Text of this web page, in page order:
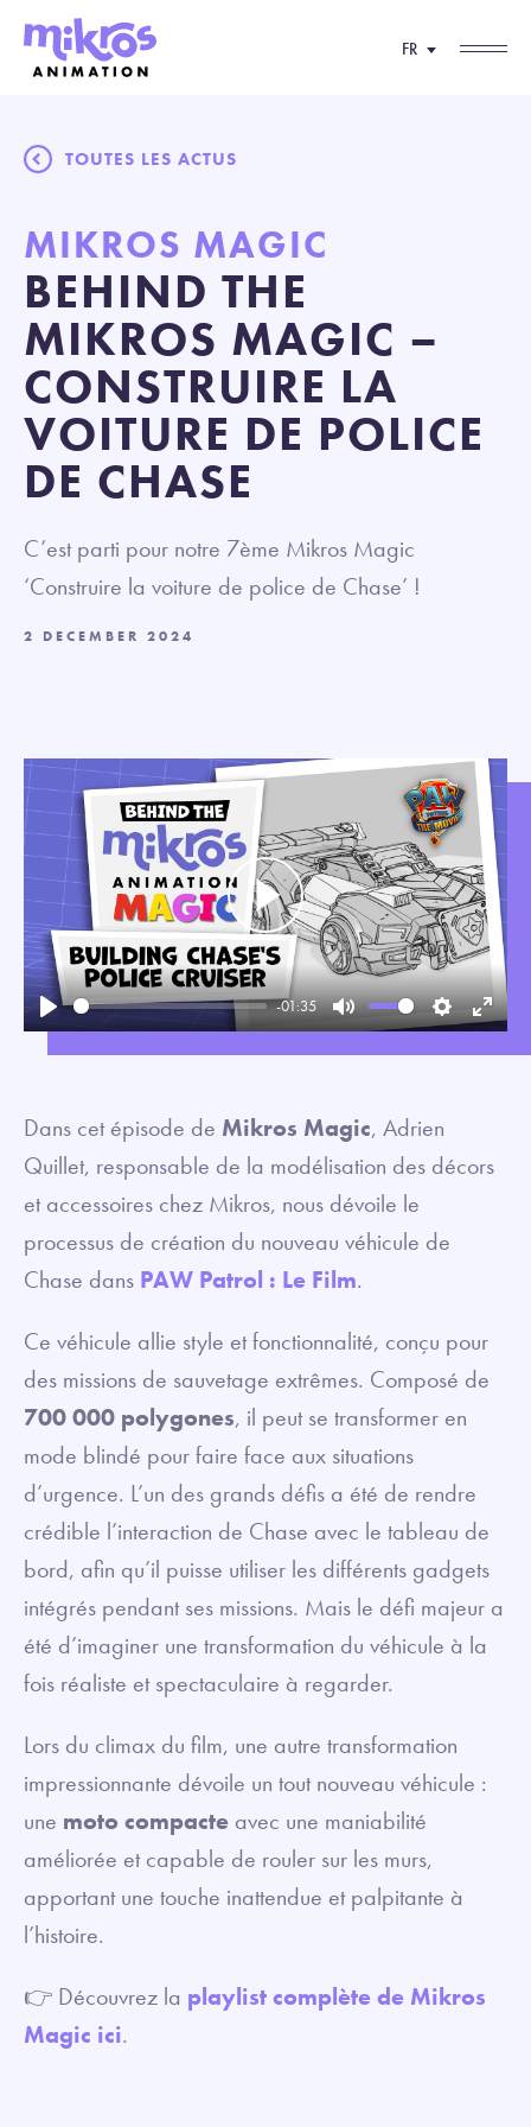
FR
TOUTES LES ACTUS
MIKROS MAGIC
BEHIND THE
MIKROS MAGIC –
CONSTRUIRE LA
VOITURE DE POLICE
DE CHASE
C’est parti pour notre 7ème Mikros Magic
‘Construire la voiture de police de Chase’ !
2 DECEMBER 2024
Play
-01:35
Mute SettingsEnter
Play
Dans cet épisode de Mikros Magic, Adrien
Quillet, responsable de la modélisation des décors
et accessoires chez Mikros, nous dévoile le
processus de création du nouveau véhicule de
Chase dans PAW Patrol : Le Film.
Ce véhicule allie style et fonctionnalité, conçu pour
des missions de sauvetage extrêmes. Composé de
700 000 polygones, il peut se transformer en
mode blindé pour faire face aux situations
d’urgence. L’un des grands défis a été de rendre
crédible l’interaction de Chase avec le tableau de
bord, afin qu’il puisse utiliser les différents gadgets
intégrés pendant ses missions. Mais le défi majeur a
été d’imaginer une transformation du véhicule à la
fois réaliste et spectaculaire à regarder.
Lors du climax du film, une autre transformation
impressionnante dévoile un tout nouveau véhicule :
une moto compacte avec une maniabilité
améliorée et capable de rouler sur les murs,
apportant une touche inattendue et palpitante à
l’histoire.
👉 Découvrez la playlist complète de Mikros
Magic ici.